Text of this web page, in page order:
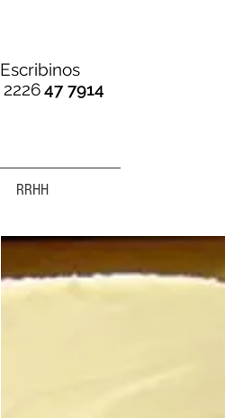
Escribinos
2226 47 7914
RRHH